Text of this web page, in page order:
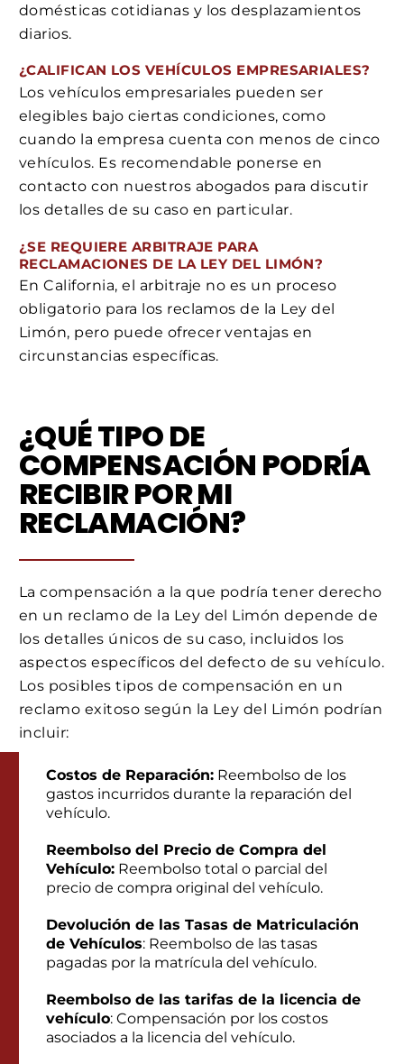
domésticas cotidianas y los desplazamientos
diarios.
¿CALIFICAN LOS VEHÍCULOS EMPRESARIALES?
Los vehículos empresariales pueden ser
elegibles bajo ciertas condiciones, como
cuando la empresa cuenta con menos de cinco
vehículos. Es recomendable ponerse en
contacto con nuestros abogados para discutir
los detalles de su caso en particular.
¿SE REQUIERE ARBITRAJE PARA
RECLAMACIONES DE LA LEY DEL LIMÓN?
En California, el arbitraje no es un proceso
obligatorio para los reclamos de la Ley del
Limón, pero puede ofrecer ventajas en
circunstancias específicas.
¿QUÉ TIPO DE
COMPENSACIÓN PODRÍA
RECIBIR POR MI
RECLAMACIÓN?
La compensación a la que podría tener derecho
en un reclamo de la Ley del Limón depende de
los detalles únicos de su caso, incluidos los
aspectos específicos del defecto de su vehículo.
Los posibles tipos de compensación en un
reclamo exitoso según la Ley del Limón podrían
incluir:
Costos de Reparación: Reembolso de los
gastos incurridos durante la reparación del
vehículo.
Reembolso del Precio de Compra del
Vehículo: Reembolso total o parcial del
precio de compra original del vehículo.
Devolución de las Tasas de Matriculación
de Vehículos: Reembolso de las tasas
pagadas por la matrícula del vehículo.
Reembolso de las tarifas de la licencia de
vehículo: Compensación por los costos
asociados a la licencia del vehículo.